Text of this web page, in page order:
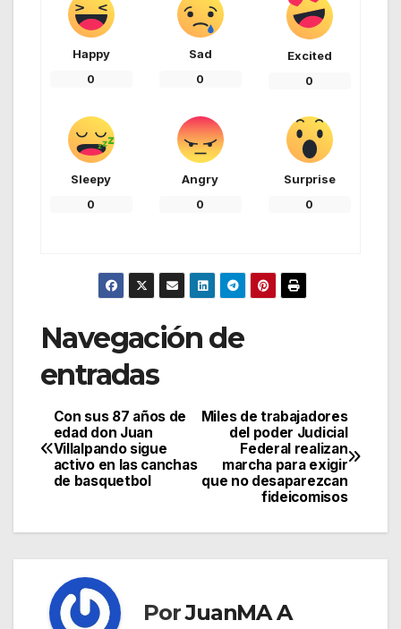
Happy
0
Sad
0
Excited
0
Sleepy
0
Angry
0
Surprise
0
Navegación de
entradas
Miles de trabajadores
del poder Judicial
Federal realizan
marcha para exigir
que no desaparezcan
fideicomisos
Con sus 87 años de
edad don Juan
Villalpando sigue
activo en las canchas
de basquetbol
PorJuanMA A